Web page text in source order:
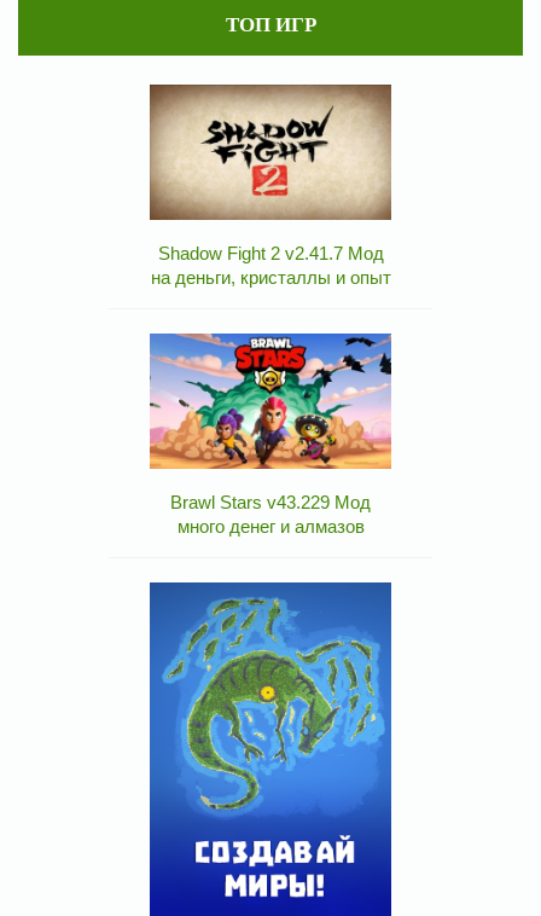
ТОП ИГР
Shadow Fight 2 v2.41.7 Мод
на деньги, кристаллы и опыт
Brawl Stars v43.229 Мод
много денег и алмазов